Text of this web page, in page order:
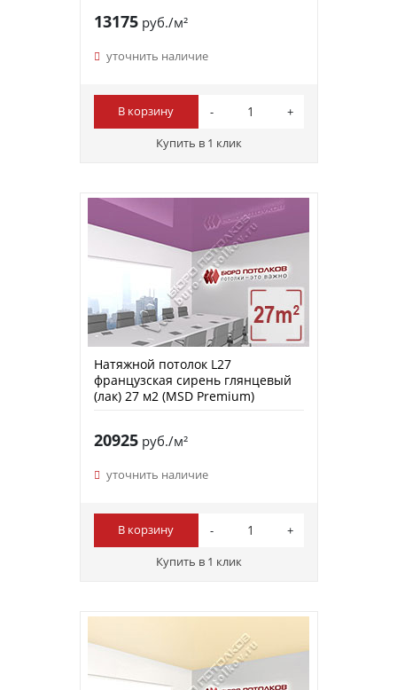
13175руб./м²
уточнить наличие
В корзину
Купить в 1 клик
Натяжной потолок L27
французская сирень глянцевый
(лак) 27 м2 (MSD Premium)
20925руб./м²
уточнить наличие
В корзину
Купить в 1 клик